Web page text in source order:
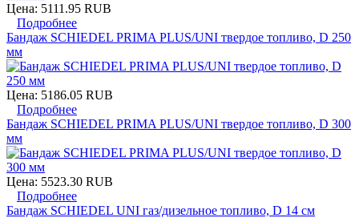
Цена: 5111.95 RUB
Подробнее
Бандаж SCHIEDEL PRIMA PLUS/UNI твердое топливо, D 250
мм
Цена: 5186.05 RUB
Подробнее
Бандаж SCHIEDEL PRIMA PLUS/UNI твердое топливо, D 300
мм
Цена: 5523.30 RUB
Подробнее
Бандаж SCHIEDEL UNI газ/дизельное топливо, D 14 см